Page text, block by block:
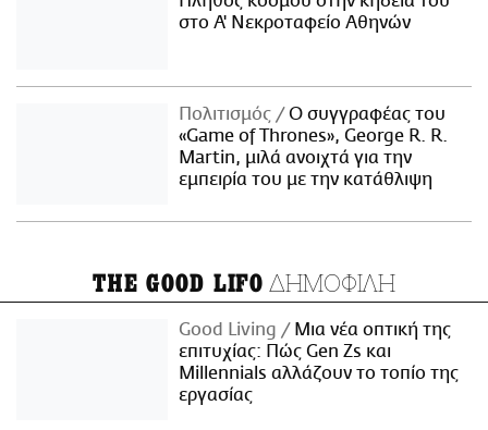
στο Α' Νεκροταφείο Αθηνών
Πολιτισμός
Ο συγγραφέας του
«Game of Thrones», George R. R.
Martin, μιλά ανοιχτά για την
εμπειρία του με την κατάθλιψη
THE GOOD LIFO ΔΗΜΟΦΙΛΗ
Good Living
Μια νέα οπτική της
επιτυχίας: Πώς Gen Zs και
Millennials αλλάζουν το τοπίο της
εργασίας